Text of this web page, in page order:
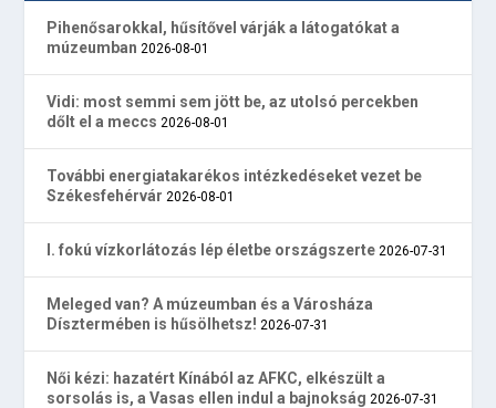
Pihenősarokkal, hűsítővel várják a látogatókat a
múzeumban 2026-08-01
Vidi: most semmi sem jött be, az utolsó percekben
dőlt el a meccs 2026-08-01
További energiatakarékos intézkedéseket vezet be
Székesfehérvár 2026-08-01
I. fokú vízkorlátozás lép életbe országszerte 2026-07-31
Meleged van? A múzeumban és a Városháza
Dísztermében is hűsölhetsz! 2026-07-31
Női kézi: hazatért Kínából az AFKC, elkészült a
sorsolás is, a Vasas ellen indul a bajnokság 2026-07-31